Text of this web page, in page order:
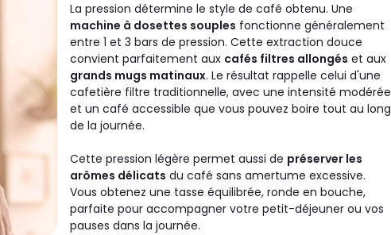
La pression détermine le style de café obtenu. Une
machine à dosettes souples fonctionne généralement
entre 1 et 3 bars de pression. Cette extraction douce
convient parfaitement aux cafés filtres allongés et aux
grands mugs matinaux. Le résultat rappelle celui d'une
cafetière filtre traditionnelle, avec une intensité modérée
et un café accessible que vous pouvez boire tout au long
de la journée.
Cette pression légère permet aussi de préserver les
arômes délicats du café sans amertume excessive.
Vous obtenez une tasse équilibrée, ronde en bouche,
parfaite pour accompagner votre petit-déjeuner ou vos
pauses dans la journée.